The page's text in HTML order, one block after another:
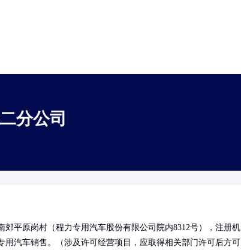
分公司
平原岗村（程力专用汽车股份有限公司院内8312号），注册机
汽车销售。（涉及许可经营项目，应取得相关部门许可后方可